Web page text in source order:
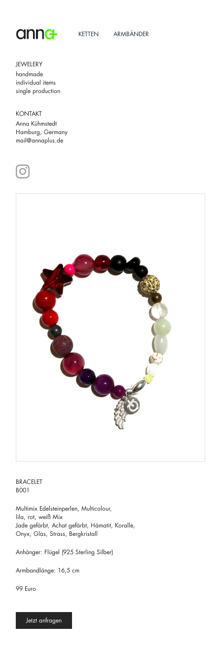
KETTEN
ARMBÄNDER
JEWELERY
handmade
individual items
single production
KONTAKT
Anna Kühmstedt
Hamburg, Germany
mail@annaplus.de
BRACELET
B001
Multimix Edelsteinperlen, Multicolour,
lila, rot, weiß Mix
Jade gefärbt, Achat gefärbt, Hämatit, Koralle,
Onyx, Glas, Strass, Bergkristall
Anhänger: Flügel (925 Sterling Silber)
Armbandlänge: 16,5 cm
99 Euro
Jetzt anfragen